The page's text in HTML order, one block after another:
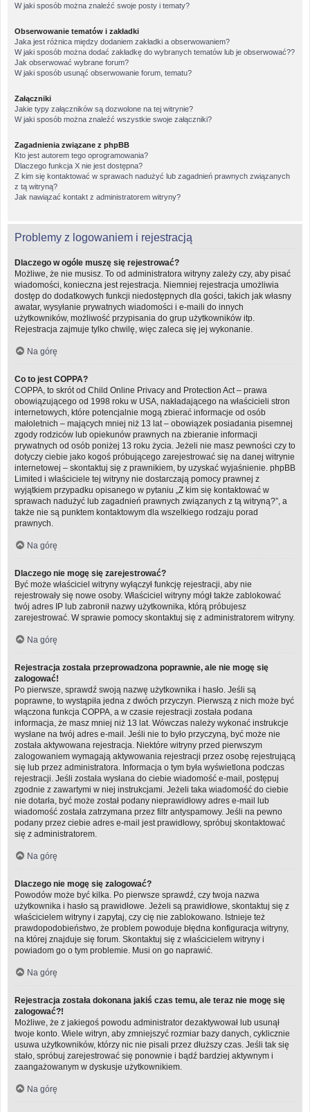
W jaki sposób można znaleźć swoje posty i tematy?
Obserwowanie tematów i zakładki
Jaka jest różnica między dodaniem zakładki a obserwowaniem?
W jaki sposób można dodać zakładkę do wybranych tematów lub je obserwować??
Jak obserwować wybrane forum?
W jaki sposób usunąć obserwowanie forum, tematu?
Załączniki
Jakie typy załączników są dozwolone na tej witrynie?
W jaki sposób można znaleźć wszystkie swoje załączniki?
Zagadnienia związane z phpBB
Kto jest autorem tego oprogramowania?
Dlaczego funkcja X nie jest dostępna?
Z kim się kontaktować w sprawach nadużyć lub zagadnień prawnych związanych
z tą witryną?
Jak nawiązać kontakt z administratorem witryny?
Problemy z logowaniem i rejestracją
Dlaczego w ogóle muszę się rejestrować?
Możliwe, że nie musisz. To od administratora witryny zależy czy, aby pisać
wiadomości, konieczna jest rejestracja. Niemniej rejestracja umożliwia
dostęp do dodatkowych funkcji niedostępnych dla gości, takich jak własny
awatar, wysyłanie prywatnych wiadomości i e-maili do innych
użytkowników, możliwość przypisania do grup użytkowników itp.
Rejestracja zajmuje tylko chwilę, więc zaleca się jej wykonanie.
Na górę
Co to jest COPPA?
COPPA, to skrót od Child Online Privacy and Protection Act – prawa
obowiązującego od 1998 roku w USA, nakładającego na właścicieli stron
internetowych, które potencjalnie mogą zbierać informacje od osób
małoletnich – mających mniej niż 13 lat – obowiązek posiadania pisemnej
zgody rodziców lub opiekunów prawnych na zbieranie informacji
prywatnych od osób poniżej 13 roku życia. Jeżeli nie masz pewności czy to
dotyczy ciebie jako kogoś próbującego zarejestrować się na danej witrynie
internetowej – skontaktuj się z prawnikiem, by uzyskać wyjaśnienie. phpBB
Limited i właściciele tej witryny nie dostarczają pomocy prawnej z
wyjątkiem przypadku opisanego w pytaniu „Z kim się kontaktować w
sprawach nadużyć lub zagadnień prawnych związanych z tą witryną?”, a
także nie są punktem kontaktowym dla wszelkiego rodzaju porad
prawnych.
Na górę
Dlaczego nie mogę się zarejestrować?
Być może właściciel witryny wyłączył funkcję rejestracji, aby nie
rejestrowały się nowe osoby. Właściciel witryny mógł także zablokować
twój adres IP lub zabronił nazwy użytkownika, którą próbujesz
zarejestrować. W sprawie pomocy skontaktuj się z administratorem witryny.
Na górę
Rejestracja została przeprowadzona poprawnie, ale nie mogę się
zalogować!
Po pierwsze, sprawdź swoją nazwę użytkownika i hasło. Jeśli są
poprawne, to wystąpiła jedna z dwóch przyczyn. Pierwszą z nich może być
włączona funkcja COPPA, a w czasie rejestracji została podana
informacja, że masz mniej niż 13 lat. Wówczas należy wykonać instrukcje
wysłane na twój adres e-mail. Jeśli nie to było przyczyną, być może nie
została aktywowana rejestracja. Niektóre witryny przed pierwszym
zalogowaniem wymagają aktywowania rejestracji przez osobę rejestrującą
się lub przez administratora. Informacja o tym była wyświetlona podczas
rejestracji. Jeśli została wysłana do ciebie wiadomość e-mail, postępuj
zgodnie z zawartymi w niej instrukcjami. Jeżeli taka wiadomość do ciebie
nie dotarła, być może został podany nieprawidłowy adres e-mail lub
wiadomość została zatrzymana przez filtr antyspamowy. Jeśli na pewno
podany przez ciebie adres e-mail jest prawidłowy, spróbuj skontaktować
się z administratorem.
Na górę
Dlaczego nie mogę się zalogować?
Powodów może być kilka. Po pierwsze sprawdź, czy twoja nazwa
użytkownika i hasło są prawidłowe. Jeżeli są prawidłowe, skontaktuj się z
właścicielem witryny i zapytaj, czy cię nie zablokowano. Istnieje też
prawdopodobieństwo, że problem powoduje błędna konfiguracja witryny,
na której znajduje się forum. Skontaktuj się z właścicielem witryny i
powiadom go o tym problemie. Musi on go naprawić.
Na górę
Rejestracja została dokonana jakiś czas temu, ale teraz nie mogę się
zalogować?!
Możliwe, że z jakiegoś powodu administrator dezaktywował lub usunął
twoje konto. Wiele witryn, aby zmniejszyć rozmiar bazy danych, cyklicznie
usuwa użytkowników, którzy nic nie pisali przez dłuższy czas. Jeśli tak się
stało, spróbuj zarejestrować się ponownie i bądź bardziej aktywnym i
zaangażowanym w dyskusje użytkownikiem.
Na górę